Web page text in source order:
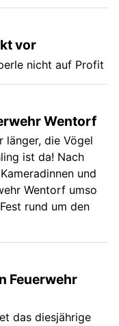
vor
nicht auf Profit
Wentorf
länger, die Vögel
ist da! Nach
und
Wentorf umso
rund um den
Feuerwehr
das diesjährige